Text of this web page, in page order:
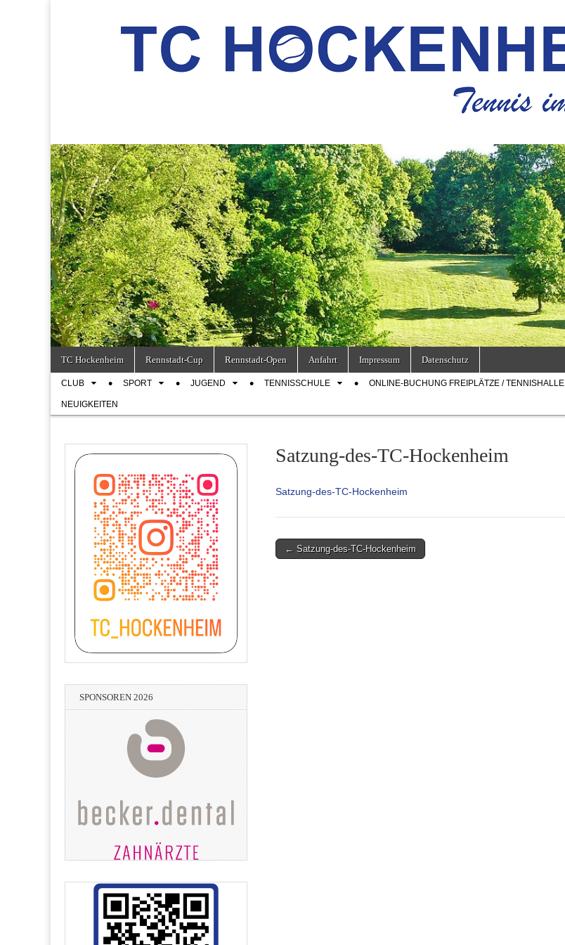
TC Hockenheim
Main
menu
content
TC Hockenheim Rennstadt-Cup Rennstadt-Open Anfahrt Impressum Datenschutz
SubCLUB SPORT JUGEND TENNISSCHULE ONLINE-BUCHUNG FREIPLÄTZE / TENNISHALLE
NEUIGKEITEN
Satzung-des-TC-Hockenheim
Satzung-des-TC-Hockenheim
Post← Satzung-des-TC-Hockenheim
SPONSOREN 2026
Lean-Consulting - Hans-Peter